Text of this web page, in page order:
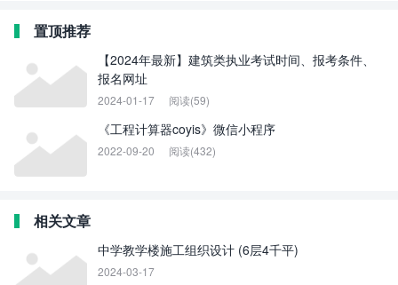
置顶推荐
【2024年最新】建筑类执业考试时间、报考条件、
报名网址
2024-01-17 阅读(59)
《工程计算器coyis》微信小程序
2022-09-20 阅读(432)
相关文章
中学教学楼施工组织设计 (6层4千平)
2024-03-17